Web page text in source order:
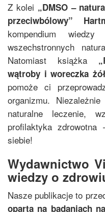
Z kolei „DMSO –
przeciwbólowy”
kompendium
wszechstronnych
Natomiast książka „
wątroby i woreczka
pomoże ci
organizmu.
naturalne leczenie,
profilaktyka
siebie!
Wydawnictwo
wiedzy o
Nasze publikacje to
oparta na badaniach